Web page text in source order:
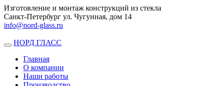
Изготовление и монтаж конструкций из стекла
Санкт-Петербург ул. Чугунная, дом 14
info@nord-glass.ru
Toggle
navigation
НОРД ГЛАСС
Главная
О компании
Наши работы